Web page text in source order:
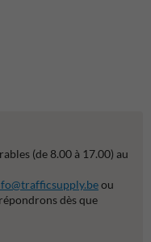
(de 8.00 à 17.00) au
ou
dès que